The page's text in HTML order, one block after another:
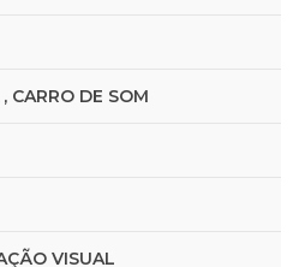
CARRO DE SOM
VISUAL